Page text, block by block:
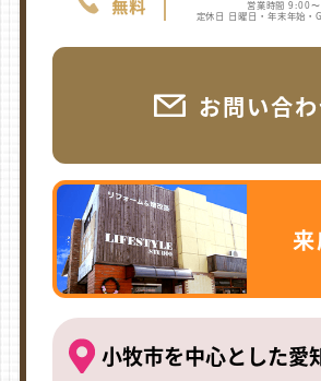
営業時間 9:00
定休日 日曜日・年末年始・
お問い合
小牧市を中心とした愛